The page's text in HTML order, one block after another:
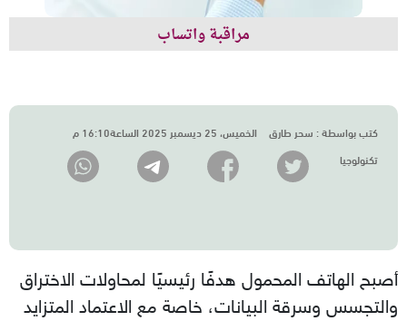
مراقبة واتساب
كتب بواسطة : سحر طارق
الخميس، 25 ديسمبر 2025 الساعة16:10 م
تكنولوجيا
أصبح الهاتف المحمول هدفًا رئيسيًا لمحاولات الاختراق
والتجسس وسرقة البيانات، خاصة مع الاعتماد المتزايد